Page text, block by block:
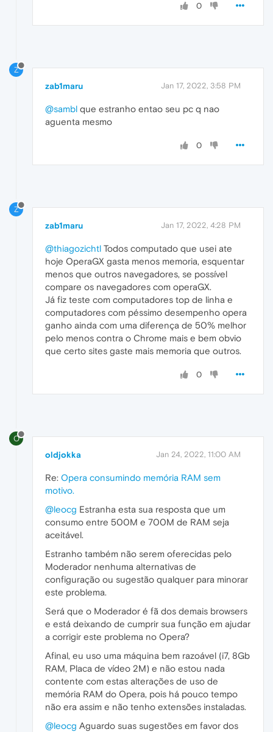
0
Z
zab1maru Jan 17, 2022, 3:58 PM
@sambl que estranho entao seu pc q nao
aguenta mesmo
0
Z
zab1maru Jan 17, 2022, 4:28 PM
@thiagozichtl Todos computado que usei ate
hoje OperaGX gasta menos memoria, esquentar
menos que outros navegadores, se possível
compare os navegadores com operaGX.
Já fiz teste com computadores top de linha e
computadores com péssimo desempenho opera
ganho ainda com uma diferença de 50% melhor
pelo menos contra o Chrome mais e bem obvio
que certo sites gaste mais memoria que outros.
0
O
oldjokka Jan 24, 2022, 11:00 AM
Re: Opera consumindo memória RAM sem
motivo.
@leocg Estranha esta sua resposta que um
consumo entre 500M e 700M de RAM seja
aceitável.
Estranho também não serem oferecidas pelo
Moderador nenhuma alternativas de
configuração ou sugestão qualquer para minorar
este problema.
Será que o Moderador é fã dos demais browsers
e está deixando de cumprir sua função em ajudar
a corrigir este problema no Opera?
Afinal, eu uso uma máquina bem razoável (i7, 8Gb
RAM, Placa de vídeo 2M) e não estou nada
contente com estas alterações de uso de
memória RAM do Opera, pois há pouco tempo
não era assim e não tenho extensões instaladas.
@leocg Aguardo suas sugestões em favor dos